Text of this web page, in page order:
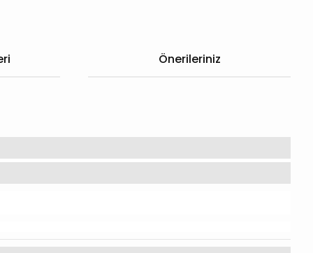
Önerileriniz